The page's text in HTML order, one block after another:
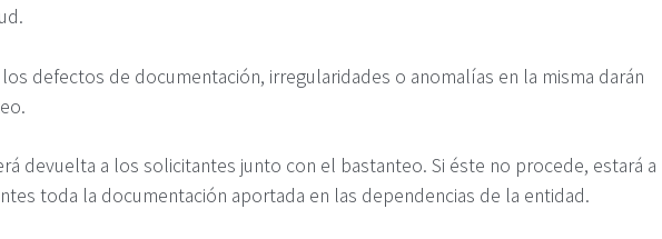
defectos de documentación, irregularidades o anomalías en la misma darán
devuelta a los solicitantes junto con el bastanteo. Si éste no procede, estará a
toda la documentación aportada en las dependencias de la entidad.